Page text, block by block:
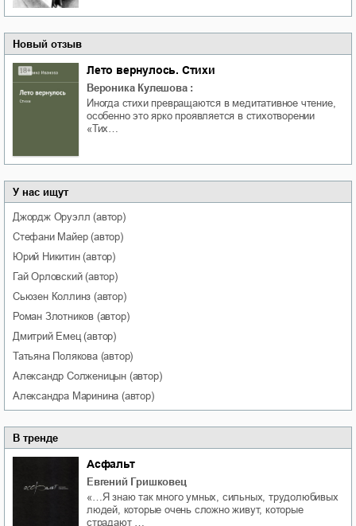
Новый отзыв
Лето вернулось. Стихи
Вероника Кулешова :
Иногда стихи превращаются в медитативное чтение,
особенно это ярко проявляется в стихотворении
«Тих…
У нас ищут
Джордж Оруэлл (автор)
Стефани Майер(автор)
Юрий Никитин(автор)
Гай Орловский(автор)
Сьюзен Коллинз (автор)
Роман Злотников (автор)
Дмитрий Емец(автор)
Татьяна Полякова(автор)
Александр Солженицын (автор)
Александра Маринина (автор)
В тренде
Асфальт
Евгений Гришковец
«…Я знаю так много умных, сильных, трудолюбивых
людей, которые очень сложно живут, которые
страдают …